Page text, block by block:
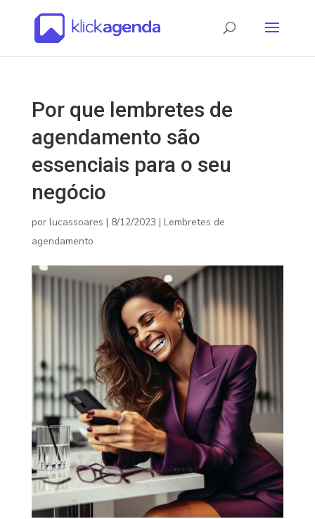
Por que lembretes de
agendamento são
essenciais para o seu
negócio
por lucassoares | 8/12/2023 | Lembretes de
agendamento